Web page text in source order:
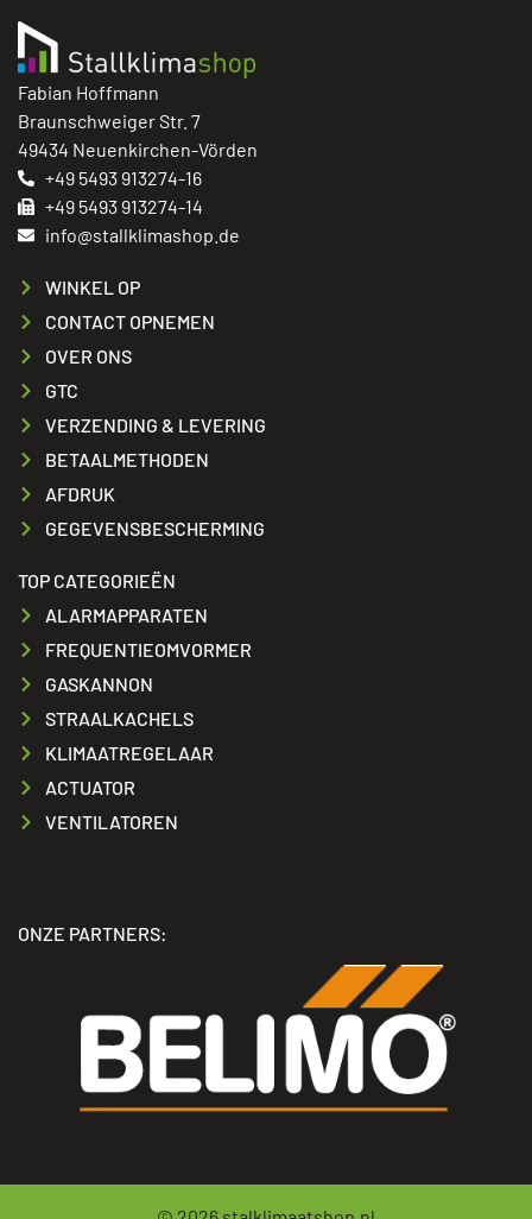
Fabian Hoffmann
Braunschweiger Str. 7
49434 Neuenkirchen-Vörden
+49 5493 913274-16
+49 5493 913274-14
info@stallklimashop.de
WINKEL OP
CONTACT OPNEMEN
OVER ONS
GTC
VERZENDING & LEVERING
BETAALMETHODEN
AFDRUK
GEGEVENSBESCHERMING
TOP CATEGORIEËN
ALARMAPPARATEN
FREQUENTIEOMVORMER
GASKANNON
STRAALKACHELS
KLIMAATREGELAAR
ACTUATOR
VENTILATOREN
ONZE PARTNERS: